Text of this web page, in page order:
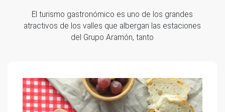
El turismo gastronómico es uno de los grandes
atractivos de los valles que albergan las estaciones
del Grupo Aramón, tanto